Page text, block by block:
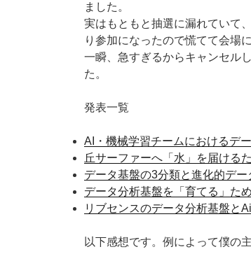
ました。
実はもともと抽選に漏れていて
り参加になったので慌てて会場
一瞬、急すぎるからキャンセル
た。
発表一覧
AI・機械学習チームにおけるデ
丘サーファーへ「水」を届ける
データ基盤の3分類と進化的デ
データ分析基盤を「育てる」た
リブセンスのデータ分析基盤と
以下感想です。例によって僕の